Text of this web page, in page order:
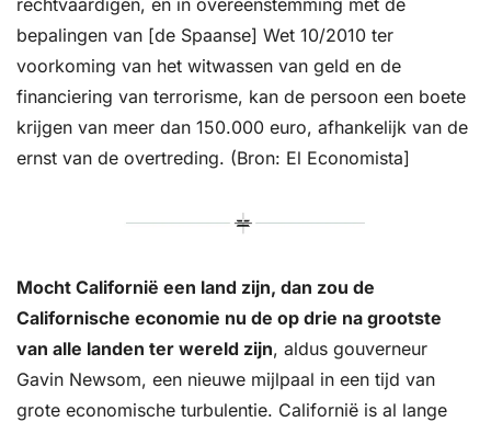
rechtvaardigen, en in overeenstemming met de
bepalingen van [de Spaanse] Wet 10/2010 ter
voorkoming van het witwassen van geld en de
financiering van terrorisme, kan de persoon een boete
krijgen van meer dan 150.000 euro, afhankelijk van de
ernst van de overtreding. (Bron: El Economista]
Mocht Californië een land zijn, dan zou de
Californische economie nu de op drie na grootste
van alle landen ter wereld zijn, aldus gouverneur
Gavin Newsom, een nieuwe mijlpaal in een tijd van
grote economische turbulentie. Californië is al lange